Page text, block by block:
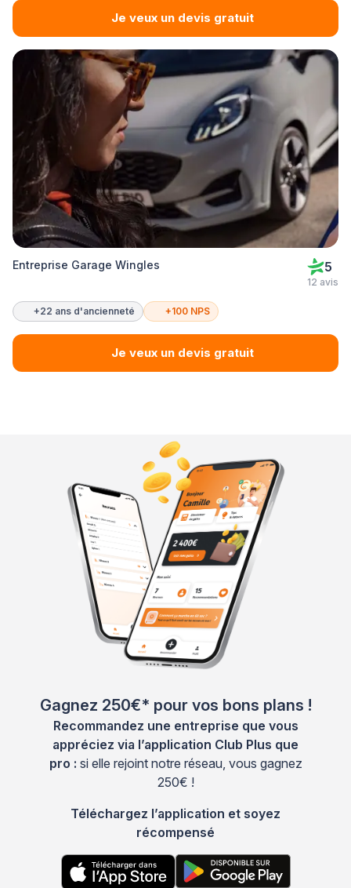
Je veux un devis gratuit
Entreprise Garage Wingles 5
12 avis
+22 ans d'ancienneté +100 NPS
Je veux un devis gratuit
Gagnez 250€* pour vos bons plans !
Recommandez une entreprise que vous
appréciez via l’application Club Plus que
pro : si elle rejoint notre réseau, vous gagnez
250€ !
Téléchargez l’application et soyez
récompensé